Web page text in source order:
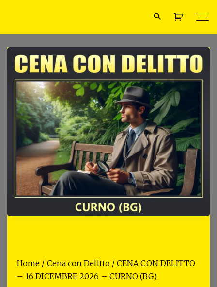
Home / Cena con Delitto/ CENA CON DELITTO
– 16 DICEMBRE 2026 – CURNO (BG)